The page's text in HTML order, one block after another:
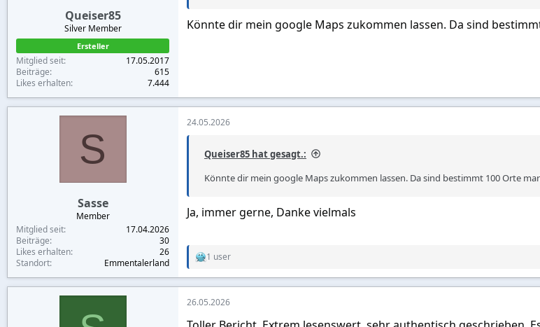
Queiser85
Silver Member
Ersteller
Mitglied seit
17.05.2017
Beiträge
615
Likes erhalten
7.444
Könnte dir mein google Maps zukommen lassen. Da sind
S
Sasse
Member
Mitglied seit
17.04.2026
Beiträge
30
Likes erhalten
26
Standort
Emmentalerland
24.05.2026
Queiser85 hat gesagt.:
Könnte dir mein google Maps zukommen lassen. Da sind bestimmt 100 Orte
Ja, immer gerne, Danke vielmals
R
t
1 user
26.05.2026